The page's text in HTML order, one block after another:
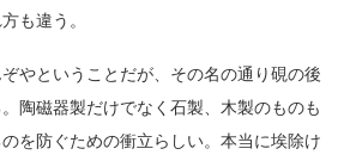
も違う。
やということだが、その名の通り硯の後
陶磁器製だけでなく石製、木製のものも
を防ぐための衝立らしい。本当に埃除け